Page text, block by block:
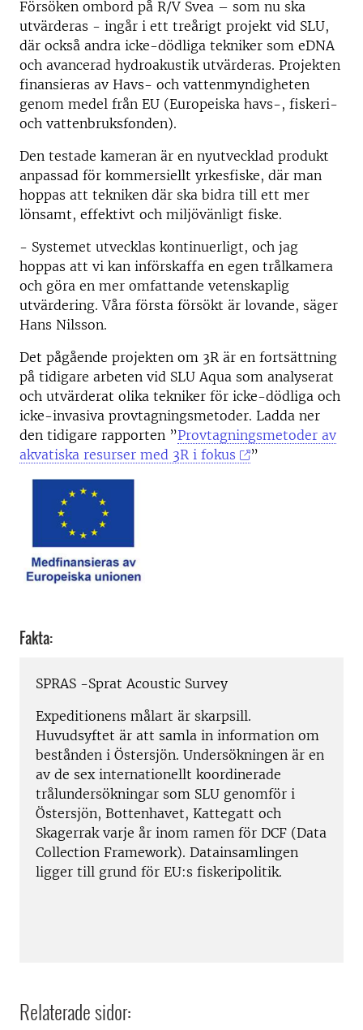
Försöken ombord på R/V Svea – som nu ska
utvärderas - ingår i ett treårigt projekt vid SLU,
där också andra icke-dödliga tekniker som eDNA
och avancerad hydroakustik utvärderas. Projekten
finansieras av Havs- och vattenmyndigheten
genom medel från EU (Europeiska havs-, fiskeri-
och vattenbruksfonden).
Den testade kameran är en nyutvecklad produkt
anpassad för kommersiellt yrkesfiske, där man
hoppas att tekniken där ska bidra till ett mer
lönsamt, effektivt och miljövänligt fiske.
- Systemet utvecklas kontinuerligt, och jag
hoppas att vi kan införskaffa en egen trålkamera
och göra en mer omfattande vetenskaplig
utvärdering. Våra första försökt är lovande, säger
Hans Nilsson.
Det pågående projekten om 3R är en fortsättning
på tidigare arbeten vid SLU Aqua som analyserat
och utvärderat olika tekniker för icke-dödliga och
icke-invasiva provtagningsmetoder. Ladda ner
den tidigare rapporten ”Provtagningsmetoder av
akvatiska resurser med 3R i fokus
”
Fakta:
SPRAS -Sprat Acoustic Survey
Expeditionens målart är skarpsill.
Huvudsyftet är att samla in information om
bestånden i Östersjön. Undersökningen är en
av de sex internationellt koordinerade
trålundersökningar som SLU genomför i
Östersjön, Bottenhavet, Kattegatt och
Skagerrak varje år inom ramen för DCF (Data
Collection Framework). Datainsamlingen
ligger till grund för EU:s fiskeripolitik.
Relaterade sidor: